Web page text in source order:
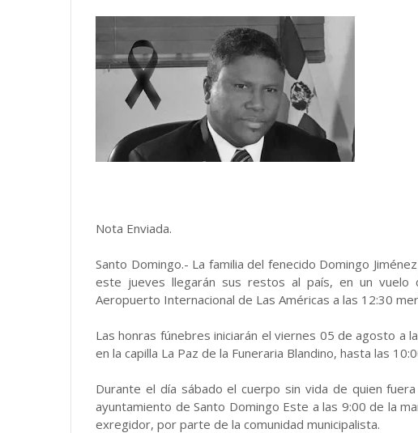
Nota Enviada.
Santo Domingo.- La familia del fenecido Domingo
este jueves llegarán sus restos al país, en un
Aeropuerto Internacional de Las Américas a las 12:30
Las honras fúnebres iniciarán el viernes 05 de agosto a
en la capilla La Paz de la Funeraria Blandino, hasta las
Durante el día sábado el cuerpo sin vida de quien
ayuntamiento de Santo Domingo Este a las 9:00 de la
exregidor, por parte de la comunidad municipalista.